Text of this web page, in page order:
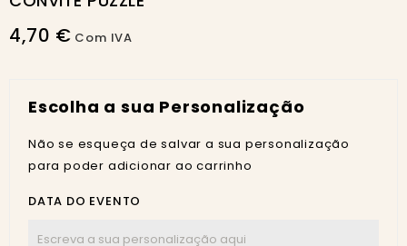
4,70 € Com IVA
Escolha a sua Personalização
Não se esqueça de salvar a sua personalização
para poder adicionar ao carrinho
DATA DO EVENTO